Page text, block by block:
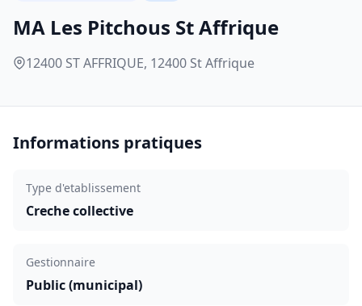
MA Les Pitchous St Affrique
12400 ST AFFRIQUE, 12400 St Affrique
Informations pratiques
Type d'etablissement
Creche collective
Gestionnaire
Public (municipal)